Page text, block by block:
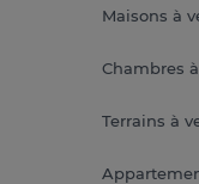
Maisons à
Chambres
Terrains à